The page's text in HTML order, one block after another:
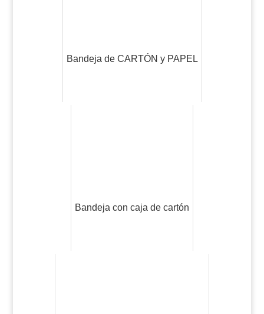
Bandeja de CARTÓN y PAPEL
Bandeja con caja de cartón